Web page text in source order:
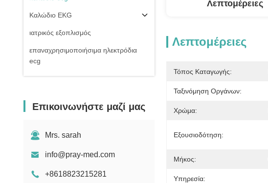
Καλώδιο EKG
ιατρικός εξοπλισμός
επαναχρησιμοποιήσιμα ηλεκτρόδια
ecg
Της εισβολής καλώδιο πίεσης του
μη της εισβολής μανσέτα πίεσης του
Εξαρτήματα εξοπλισμού
Επικοινωνήστε μαζί μας
Mrs. sarah
info@pray-med.com
+8618823215281
Λεπτομέρειες
Λεπτομέρειες
Τόπος Καταγωγής:
Ταξινόμηση Οργάνων:
Χρώμα:
Εξουσιοδότηση:
Μήκος:
Υπηρεσία: